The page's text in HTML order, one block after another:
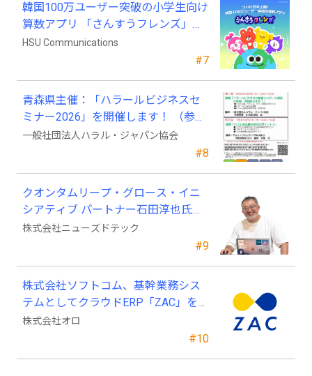
#7
韓国100万ユーザー突破の小学生向け
算数アプリ 「さんすうフレンズ」、
ついに日本上陸!
HSU Communications
#8
青森県主催：「ハラールビジネスセ
ミナー2026」を開催します！ （参加
費無料）
一般社団法人ハラル・ジャパン協会
#9
クオンタムリープ・グロース・イニ
シアティブ パートナー石田淳也氏が
ニューズドテックの戦略顧問に就任
株式会社ニューズドテック
#10
株式会社ソフトコム、基幹業務シス
テムとしてクラウドERP「ZAC」を採
用
株式会社オロ